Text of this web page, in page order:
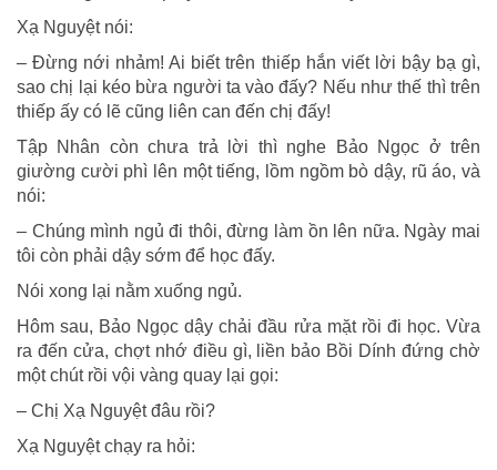
Xạ Nguyệt nói:
– Đừng nới nhảm! Ai biết trên thiếp hắn viết lời bậy bạ gì,
sao chị lại kéo bừa người ta vào đấy? Nếu như thế thì trên
thiếp ấy có lẽ cũng liên can đến chị đấy!
Tập Nhân còn chưa trả lời thì nghe Bảo Ngọc ở trên
giường cười phì lên một tiếng, lồm ngồm bò dậy, rũ áo, và
nói:
– Chúng mình ngủ đi thôi, đừng làm ồn lên nữa. Ngày mai
tôi còn phải dậy sớm để học đấy.
Nói xong lại nằm xuống ngủ.
Hôm sau, Bảo Ngọc dậy chải đầu rửa mặt rồi đi học. Vừa
ra đến cửa, chợt nhớ điều gì, liền bảo Bồi Dính đứng chờ
một chút rồi vội vàng quay lại gọi:
– Chị Xạ Nguyệt đâu rồi?
Xạ Nguyệt chạy ra hỏi: